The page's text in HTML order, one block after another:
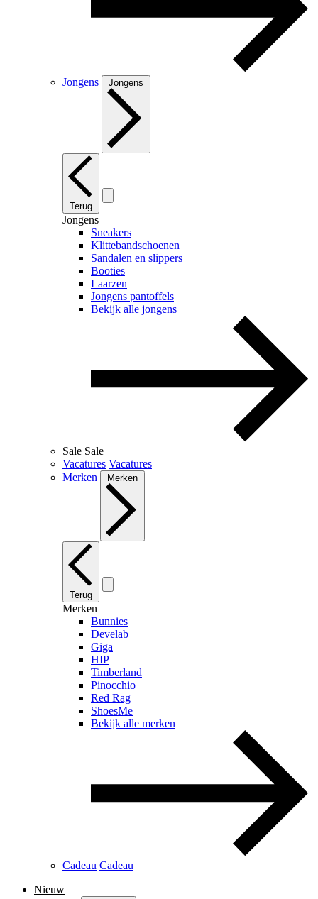
Jongens Jongens
Terug
Jongens
Sneakers
Klittebandschoenen
Sandalen en slippers
Booties
Laarzen
Jongens pantoffels
Bekijk alle jongens
Sale Sale
Vacatures Vacatures
Merken
Merken
Terug
Merken
Bunnies
Develab
Giga
HIP
Timberland
Pinocchio
Red Rag
ShoesMe
Bekijk alle merken
Cadeau Cadeau
Nieuw